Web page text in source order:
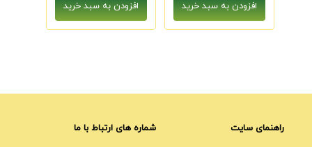
راهنمای سایت شماره های ارتباط با ما